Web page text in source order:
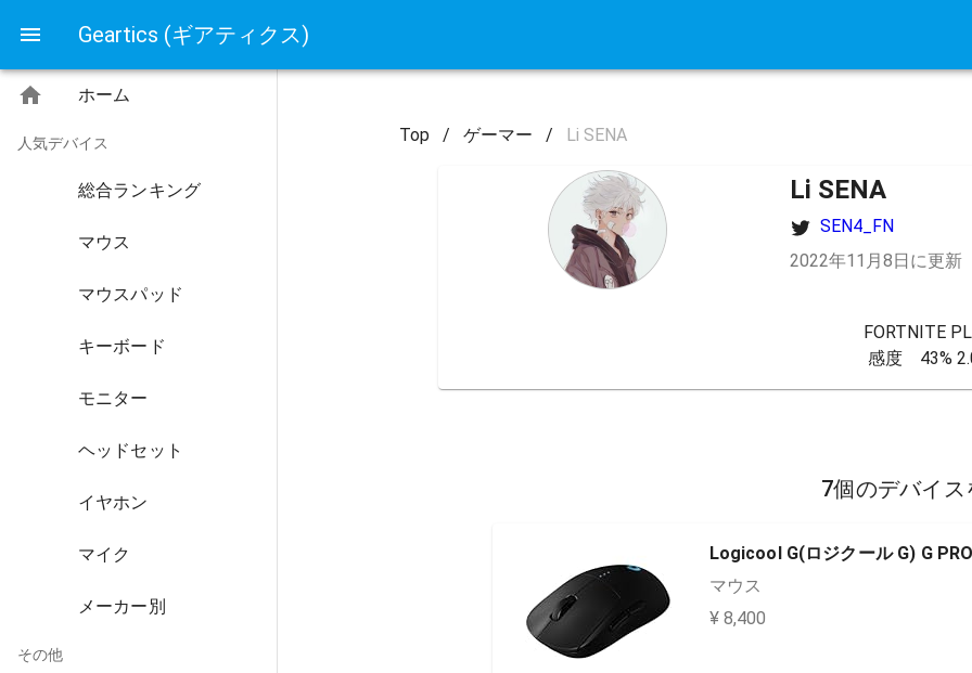
Geartics (ギアティクス)
ホーム
人気デバイス
総合ランキング
マウス
マウスパッド
キーボード
モニター
ヘッドセット
イヤホン
マイク
メーカー別
その他
Top / ゲーマー / Li SENA
Li SENA
SEN4_FN
2022年11月8日に更新
FORTNITE
感度　43%
7個のデバイ
Logicool G(ロジクール G) G
マウス
¥ 8,400